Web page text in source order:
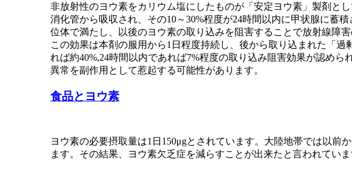
非放射性のヨウ素をカリウム塩にしたものが「安定ヨウ素」製剤と
消化管から吸収され、その10～30%程度が24時間以内に甲状腺に蓄
位体で満たし、以後のヨウ素の取り込みを阻害することで放射線障害
この効果は本剤の服用から1日程度持続し、後から取り込まれた「
れば約40%,24時間以内であれば7%程度の取り込み阻害効果が認め
異常を副作用として惹起する可能性があります。
食品とヨウ素
ヨウ素の必要摂取量は1日150μgとされています。大陸地帯では以
ます。その結果、ヨウ素欠乏症を減らすことが出来たと言われていま